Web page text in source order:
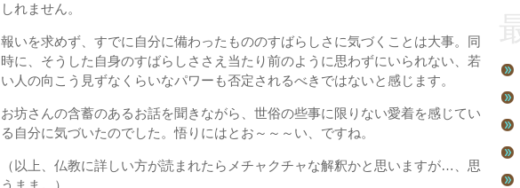
しれません。
報いを求めず、すでに自分に備わったもののすばらしさに気づくことは大事。同
時に、そうした自身のすばらしささえ当たり前のように思わずにいられない、若
い人の向こう見ずなくらいなパワーも否定されるべきではないと感じます。
お坊さんの含蓄のあるお話を聞きながら、世俗の些事に限りない愛着を感じてい
る自分に気づいたのでした。悟りにはとお～～～い、ですね。
（以上、仏教に詳しい方が読まれたらメチャクチャな解釈かと思いますが…、思
うまま。）